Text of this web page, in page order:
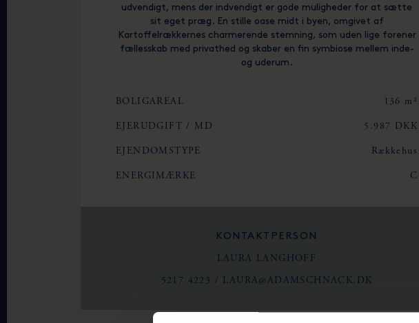
udvendigt, mens der indvendigt er gode muligheder for at sætte
sit eget præg. En stille oase midt i byen, omgivet af
Kartoffelrækkernes charmerende stemning, som uden lige forener
fællesskab med privathed og skaber en fin symbiose mellem inde-
og uderum.
BOLIGAREAL
136 m²
EJERUDGIFT / MD
5.987 DKK
EJENDOMSTYPE
Rækkehus
ENERGIMÆRKE
C
KONTAKTPERSON
LAURA LANGHOFF
5217 4223 / LAURA@ADAMSCHNACK.DK